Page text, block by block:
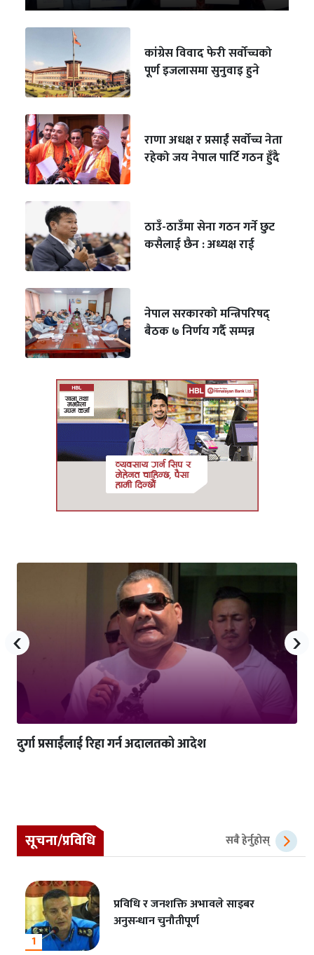
कांग्रेस विवाद फेरी सर्वोच्चको
पूर्ण इजलासमा सुनुवाइ हुने
राणा अधक्ष र प्रसाईं सर्वोच्च नेता
रहेको जय नेपाल पार्टि गठन हुँदै
ठाउँ-ठाउँमा सेना गठन गर्ने छुट
कसैलाई छैन : अध्यक्ष राई
नेपाल सरकारको मन्त्रिपरिषद्
बैठक ७ निर्णय गर्दै सम्पन्न
दुर्गा प्रसाईंलाई रिहा गर्न अदालतको आदेश
‹ ›
सूचना/प्रविधि सबै हेर्नुहोस्
1
प्रविधि र जनशक्ति अभावले साइबर
अनुसन्धान चुनौतीपूर्ण